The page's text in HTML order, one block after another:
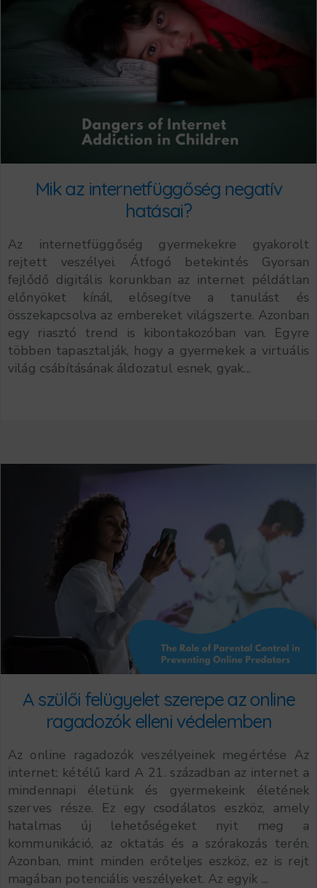
Mik az internetfüggőség negatív
hatásai?
Az internetfüggőség gyermekekre gyakorolt
rejtett veszélyei. Átfogó betekintés Gyorsan
fejlődő digitális korunkban az internet példátlan
előnyöket kínál, elősegítve a tanulást és
összekapcsolva az embereket világszerte. Azonban
egy riasztó trend is kibontakozóban van. Egyre
többen tapasztalják, hogy a gyermekek a virtuális
világ csábításának áldozatul esnek, gyak...
A szülői felügyelet szerepe az online
ragadozók elleni védelemben
Az online ragadozók veszélyeinek megértése Az
internet: kétélű kard A 21. században az internet a
mindennapi életünk és gyermekeink életének
szerves része. Ez egy csodálatos eszköz, amely
hatalmas új lehetőségeket nyit meg a
kommunikáció, az oktatás és a szórakozás terén.
Azonban, mint minden erőteljes eszköz, ez is rejt
magában potenciális veszélyeket. Az egyik ...